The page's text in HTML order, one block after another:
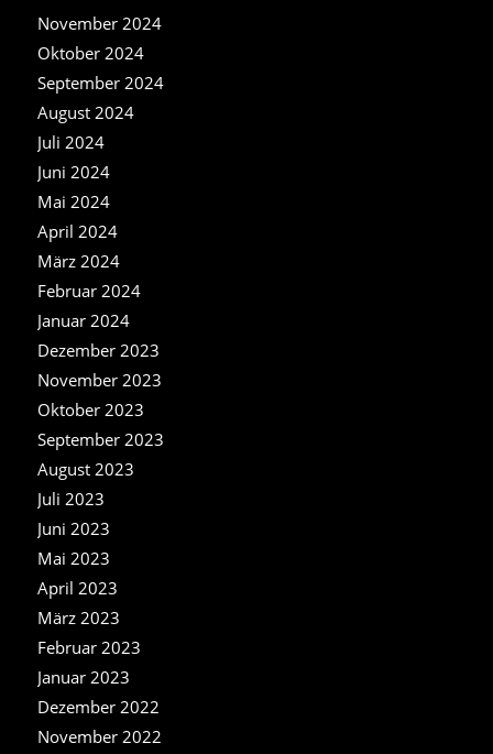
November 2024
Oktober 2024
September 2024
August 2024
Juli 2024
Juni 2024
Mai 2024
April 2024
März 2024
Februar 2024
Januar 2024
Dezember 2023
November 2023
Oktober 2023
September 2023
August 2023
Juli 2023
Juni 2023
Mai 2023
April 2023
März 2023
Februar 2023
Januar 2023
Dezember 2022
November 2022